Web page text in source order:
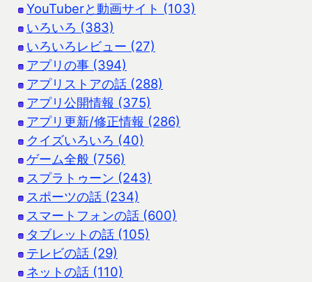
YouTuberと動画サイト (103)
いろいろ (383)
いろいろレビュー (27)
アプリの事 (394)
アプリストアの話 (288)
アプリ公開情報 (375)
アプリ更新/修正情報 (286)
クイズいろいろ (40)
ゲーム全般 (756)
スプラトゥーン (243)
スポーツの話 (234)
スマートフォンの話 (600)
タブレットの話 (105)
テレビの話 (29)
ネットの話 (110)